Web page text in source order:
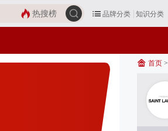
品牌分类 知识分类
热搜榜
首页 >